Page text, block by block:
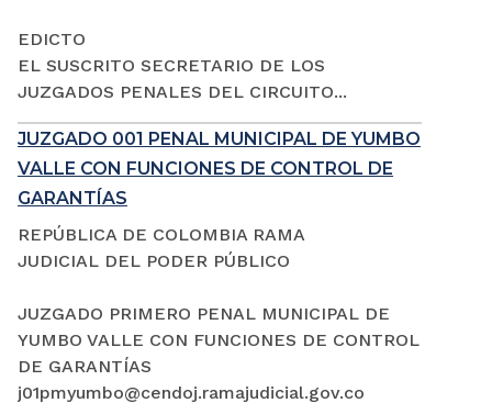
EDICTO
EL SUSCRITO SECRETARIO DE LOS
JUZGADOS PENALES DEL CIRCUITO...
JUZGADO 001 PENAL MUNICIPAL DE YUMBO
VALLE CON FUNCIONES DE CONTROL DE
GARANTÍAS
REPÚBLICA DE COLOMBIA RAMA
JUDICIAL DEL PODER PÚBLICO
JUZGADO PRIMERO PENAL MUNICIPAL DE
YUMBO VALLE CON FUNCIONES DE CONTROL
DE GARANTÍAS
j01pmyumbo@cendoj.ramajudicial.gov.co